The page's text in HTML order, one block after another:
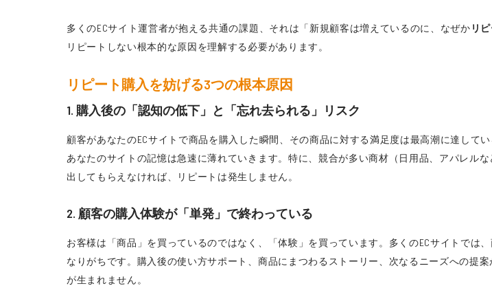
多くのECサイト運営者が抱える共通の課題、それは「新規顧客は増えているのに、なぜか リ
リピートしない根本的な原因を理解する必要があります。
リピート購入を妨げる3つの根本原因
1. 購入後の「認知の低下」と「忘れ去られる」リスク
顧客があなたのECサイトで商品を購入した瞬間、その商品に対する満足度は最高潮に達して
あなたのサイトの記憶は急速に薄れていきます。特に、競合が多い商材（日用品、アパレル
出してもらえなければ、リピートは発生しません。
2. 顧客の購入体験が「単発」で終わっている
お客様は「商品」を買っているのではなく、「体験」を買っています。多くのECサイトで
なりがちです。購入後の使い方サポート、商品にまつわるストーリー、次なるニーズへの提
が生まれません。